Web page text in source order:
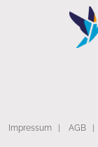
Impressum| AGB|